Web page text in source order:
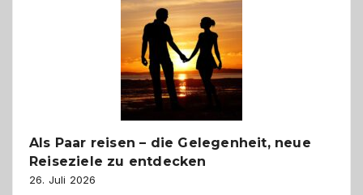
Als Paar reisen – die Gelegenheit, neue
Reiseziele zu entdecken
26. Juli 2026